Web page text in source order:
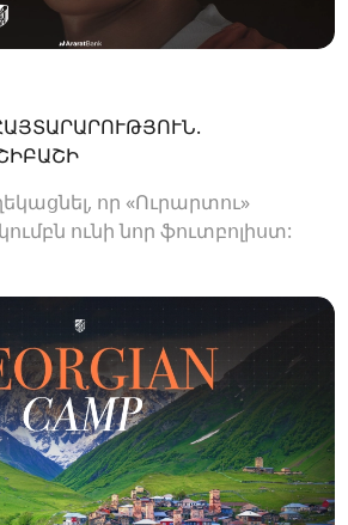
որ «Ուրարտու»
ունի նոր ֆուտբոլիստ: